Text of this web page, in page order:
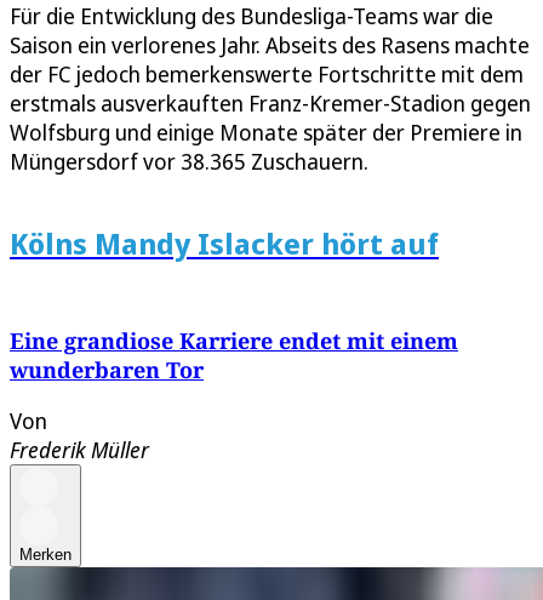
Für die Entwicklung des Bundesliga-Teams war die
Saison ein verlorenes Jahr. Abseits des Rasens machte
der FC jedoch bemerkenswerte Fortschritte mit dem
erstmals ausverkauften Franz-Kremer-Stadion gegen
Wolfsburg und einige Monate später der Premiere in
Müngersdorf vor 38.365 Zuschauern.
Kölns Mandy Islacker hört auf
Eine grandiose Karriere endet mit einem
wunderbaren Tor
Von
Frederik Müller
Merken